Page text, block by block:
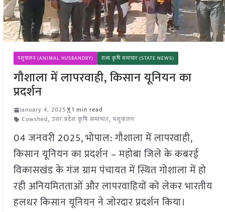
पशुपालन (ANIMAL HUSBANDRY) राज्य कृषि समाचार (STATE NEWS)
गौशाला में लापरवाही, किसान यूनियन का
प्रदर्शन
January 4, 2025
1 min read
Cowshed, उत्तर प्रदेश कृषि समाचार, पशुपालन
04 जनवरी 2025, भोपाल: गौशाला में लापरवाही,
किसान यूनियन का प्रदर्शन – महोबा जिले के कबरई
विकासखंड के गंज ग्राम पंचायत में स्थित गोशाला में हो
रही अनियमितताओं और लापरवाहियों को लेकर भारतीय
हलधर किसान यूनियन ने जोरदार प्रदर्शन किया।